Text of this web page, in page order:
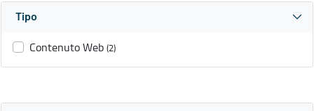
Tipo
Contenuto Web (2)